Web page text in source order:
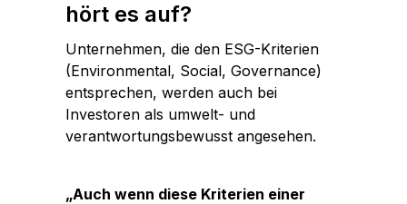
hört es auf?
Unternehmen, die den ESG-Kriterien
(Environmental, Social, Governance)
entsprechen, werden auch bei
Investoren als umwelt- und
verantwortungsbewusst angesehen.
„Auch wenn diese Kriterien einer